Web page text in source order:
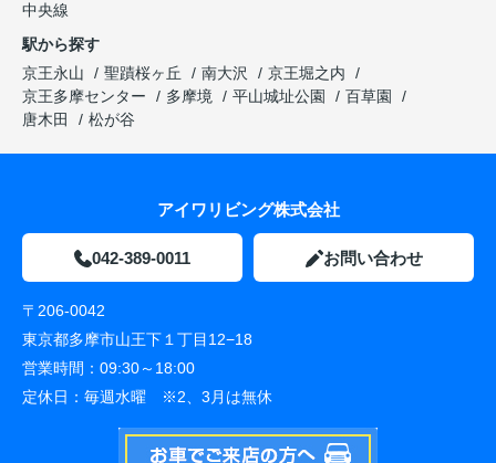
中央線
駅から探す
京王永山
聖蹟桜ヶ丘 南大沢
京王堀之内
京王多摩センター
多摩境 平山城址公園
百草園
唐木田
松が谷
アイワリビング株式会社
042-389-0011 お問い合わせ
〒206-0042
東京都多摩市山王下１丁目12−18
営業時間： 09:30～18:00
定休日： 毎週水曜 ※2、3月は無休